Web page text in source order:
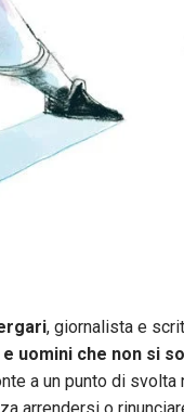
, giornalista e
uomini che non si
a un punto di svolta